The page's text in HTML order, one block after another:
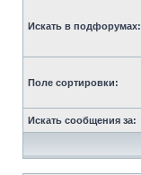
Искать в подфорумах:
Поле сортировки:
Искать сообщения за: